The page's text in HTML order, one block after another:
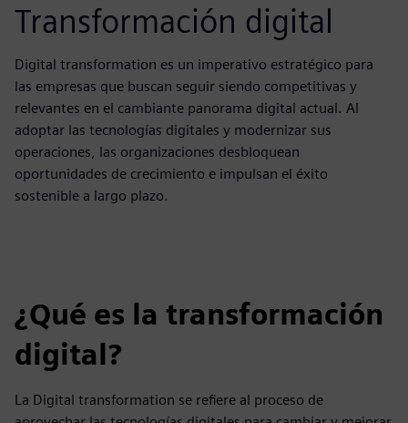
Transformación digital
Digital transformation es un imperativo estratégico para
las empresas que buscan seguir siendo competitivas y
relevantes en el cambiante panorama digital actual. Al
adoptar las tecnologías digitales y modernizar sus
operaciones, las organizaciones desbloquean
oportunidades de crecimiento e impulsan el éxito
sostenible a largo plazo.
¿Qué es la transformación
digital?
La Digital transformation se refiere al proceso de